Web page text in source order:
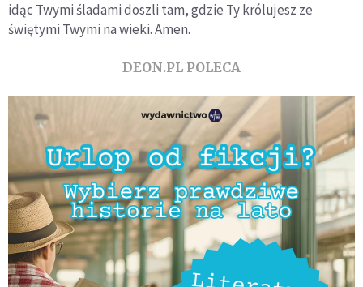
idąc Twymi śladami doszli tam, gdzie Ty królujesz ze
świętymi Twymi na wieki. Amen.
DEON.PL POLECA